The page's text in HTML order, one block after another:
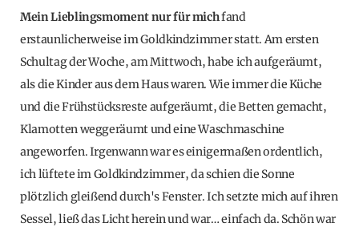
Mein Lieblingsmoment nur für michfand
erstaunlicherweise im Goldkindzimmer statt. Am ersten
Schultag der Woche, am Mittwoch, habe ich aufgeräumt,
als die Kinder aus dem Haus waren. Wie immer die Küche
und die Frühstücksreste aufgeräumt, die Betten gemacht,
Klamotten weggeräumt und eine Waschmaschine
angeworfen. Irgenwann war es einigermaßen ordentlich,
ich lüftete im Goldkindzimmer, da schien die Sonne
plötzlich gleißend durch's Fenster. Ich setzte mich auf ihren
Sessel, ließ das Licht herein und war… einfach da. Schön war